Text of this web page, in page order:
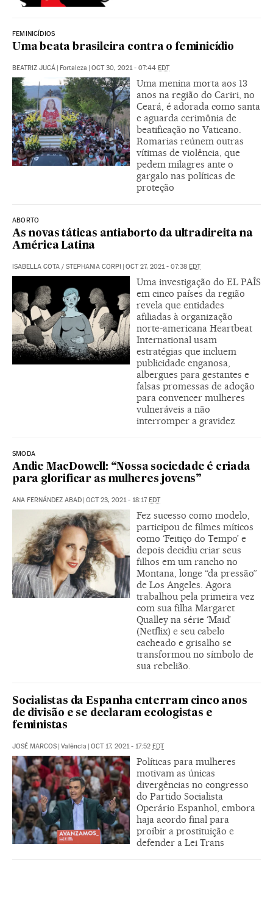
FEMINICÍDIOS
Uma beata brasileira contra o feminicídio
BEATRIZ JUCÁ | Fortaleza | OCT 30, 2021 - 07:44 EDT
Uma menina morta aos 13
anos na região do Cariri, no
Ceará, é adorada como santa
e aguarda cerimônia de
beatificação no Vaticano.
Romarias reúnem outras
vítimas de violência, que
pedem milagres ante o
gargalo nas políticas de
proteção
ABORTO
As novas táticas antiaborto da ultradireita na
América Latina
ISABELLA COTA / STEPHANIA CORPI | OCT 27, 2021 - 07:38 EDT
Uma investigação do EL PAÍS
em cinco países da região
revela que entidades
afiliadas à organização
norte-americana Heartbeat
International usam
estratégias que incluem
publicidade enganosa,
albergues para gestantes e
falsas promessas de adoção
para convencer mulheres
vulneráveis a não
interromper a gravidez
SMODA
Andie MacDowell: “Nossa sociedade é criada
para glorificar as mulheres jovens”
ANA FERNÁNDEZ ABAD | OCT 23, 2021 - 18:17EDT
Fez sucesso como modelo,
participou de filmes míticos
como ‘Feitiço do Tempo’ e
depois decidiu criar seus
filhos em um rancho no
Montana, longe “da pressão”
de Los Angeles. Agora
trabalhou pela primeira vez
com sua filha Margaret
Qualley na série ‘Maid’
(Netflix) e seu cabelo
cacheado e grisalho se
transformou no símbolo de
sua rebelião.
Socialistas da Espanha enterram cinco anos
de divisão e se declaram ecologistas e
feministas
JOSÉ MARCOS | Valência | OCT 17, 2021 - 17:52 EDT
Políticas para mulheres
motivam as únicas
divergências no congresso
do Partido Socialista
Operário Espanhol, embora
haja acordo final para
proibir a prostituição e
defender a Lei Trans